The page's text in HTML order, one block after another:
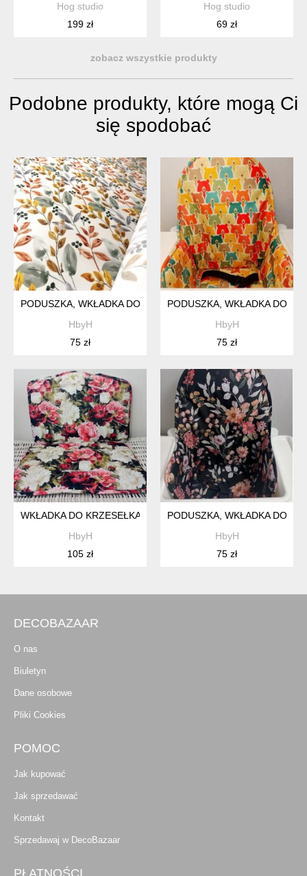
Hog studio
199 zł
Hog studio
69 zł
zobacz wszystkie produkty
Podobne produkty, które mogą Ci
się spodobać
PODUSZKA, WKŁADKA DO KRZESEŁKA IKEA-ANTILOP
HbyH
75 zł
PODUSZKA, WKŁADKA DO
HbyH
75 zł
WKŁADKA DO KRZESEŁKA CHILDHOME LAMBDA,EVOSIT-
HbyH
105 zł
PODUSZKA, WKŁADKA DO
HbyH
75 zł
DECOBAZAAR
O nas
Biuletyn
Dane osobowe
Pliki Cookies
POMOC
Jak kupować
Jak sprzedawać
Kontakt
Sprzedawaj w DecoBazaar